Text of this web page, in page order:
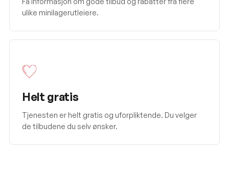
ulike minilagerutleiere.
Helt gratis
Tjenesten er helt gratis og uforpliktende. Du velger
de tilbudene du selv ønsker.